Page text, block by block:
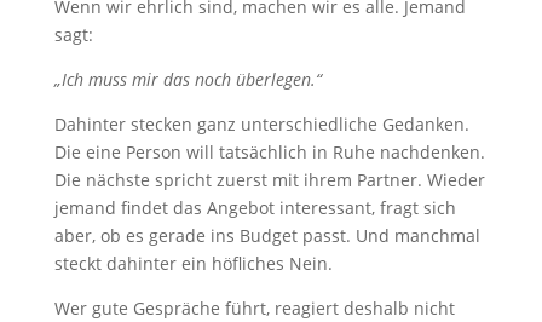
Wenn wir ehrlich sind, machen wir es alle. Jemand
sagt:
„Ich muss mir das noch überlegen.“
Dahinter stecken ganz unterschiedliche Gedanken.
Die eine Person will tatsächlich in Ruhe nachdenken.
Die nächste spricht zuerst mit ihrem Partner. Wieder
jemand findet das Angebot interessant, fragt sich
aber, ob es gerade ins Budget passt. Und manchmal
steckt dahinter ein höfliches Nein.
Wer gute Gespräche führt, reagiert deshalb nicht